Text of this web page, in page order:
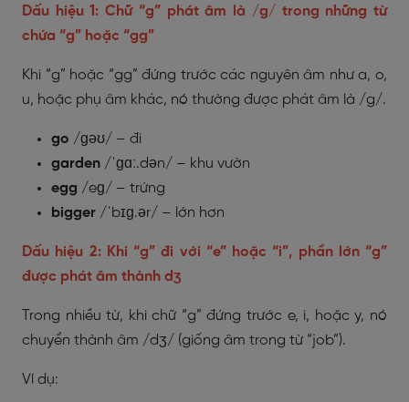
Dấu hiệu 1: Chữ “g” phát âm là /g/ trong những từ
chứa “g” hoặc “gg”
Khi “g” hoặc “gg” đứng trước các nguyên âm như a, o,
u, hoặc phụ âm khác, nó thường được phát âm là /g/.
go /ɡəʊ/ – đi
garden /ˈɡɑː.dən/ – khu vườn
egg /eɡ/ – trứng
bigger /ˈbɪɡ.ər/ – lớn hơn
Dấu hiệu 2: Khi “g” đi với “e” hoặc “i”, phần lớn “g”
được phát âm thành dʒ
Trong nhiều từ, khi chữ “g” đứng trước e, i, hoặc y, nó
chuyển thành âm /dʒ/ (giống âm trong từ “job”).
Ví dụ: